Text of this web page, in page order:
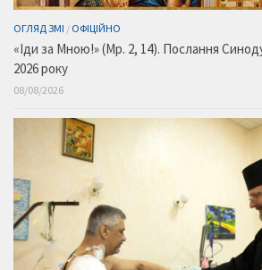
ОГЛЯД ЗМІ / ОФІЦІЙНО
«Іди за Мною!» (Мр. 2, 14). Послання
2026 року
08/08/2026